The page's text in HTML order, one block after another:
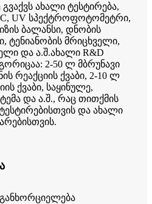
ახალი ტესტირება,
UV სპექტროფოტომეტრი,
ბალანსი, დნობის
ტენიანობის მრიცხველი,
და ა.შ.ახალი R&D
2-50 ლ მბრუნავი
რეაქციის ქვაბი, 2-10 ლ
ქვაბი, საყინულე,
და ა.შ., რაც თითქმის
და ახალი